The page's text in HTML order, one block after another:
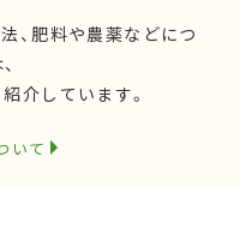
、肥料や農薬などにつ
介しています。
いて